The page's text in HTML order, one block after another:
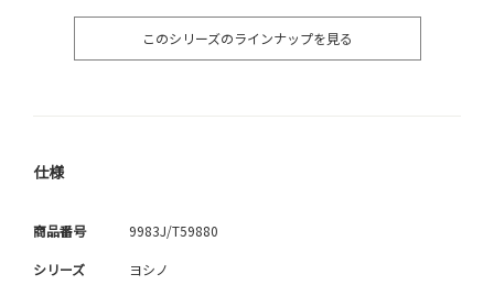
このシリーズのラインナップを見る
仕様
商品番号 9983J/T59880
シリーズ ヨシノ